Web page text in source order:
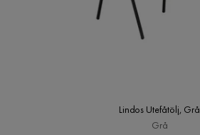
Lindos Utefåtölj, Grå
Grå